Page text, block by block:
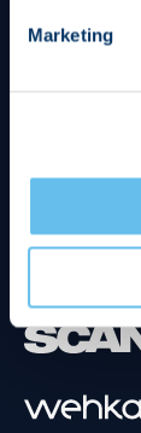
Marketing